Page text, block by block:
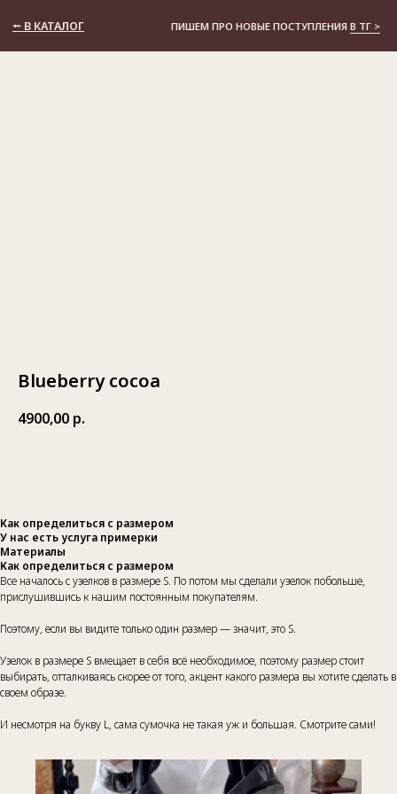
Blueberry cocoa
4900,00 р.
Как определиться с размером
У нас есть услуга примерки
Материалы
Как определиться с размером
Все началось с узелков в размере S. По потом мы сделали узелок побольше,
прислушившись к нашим постоянным покупателям.
Поэтому, если вы видите только один размер — значит, это S.
Узелок в размере S вмещает в себя всё необходимое, поэтому размер стоит
выбирать, отталкиваясь скорее от того, акцент какого размера вы хотите сделать в
своем образе.
И несмотря на букву L, сама сумочка не такая уж и большая. Смотрите сами!